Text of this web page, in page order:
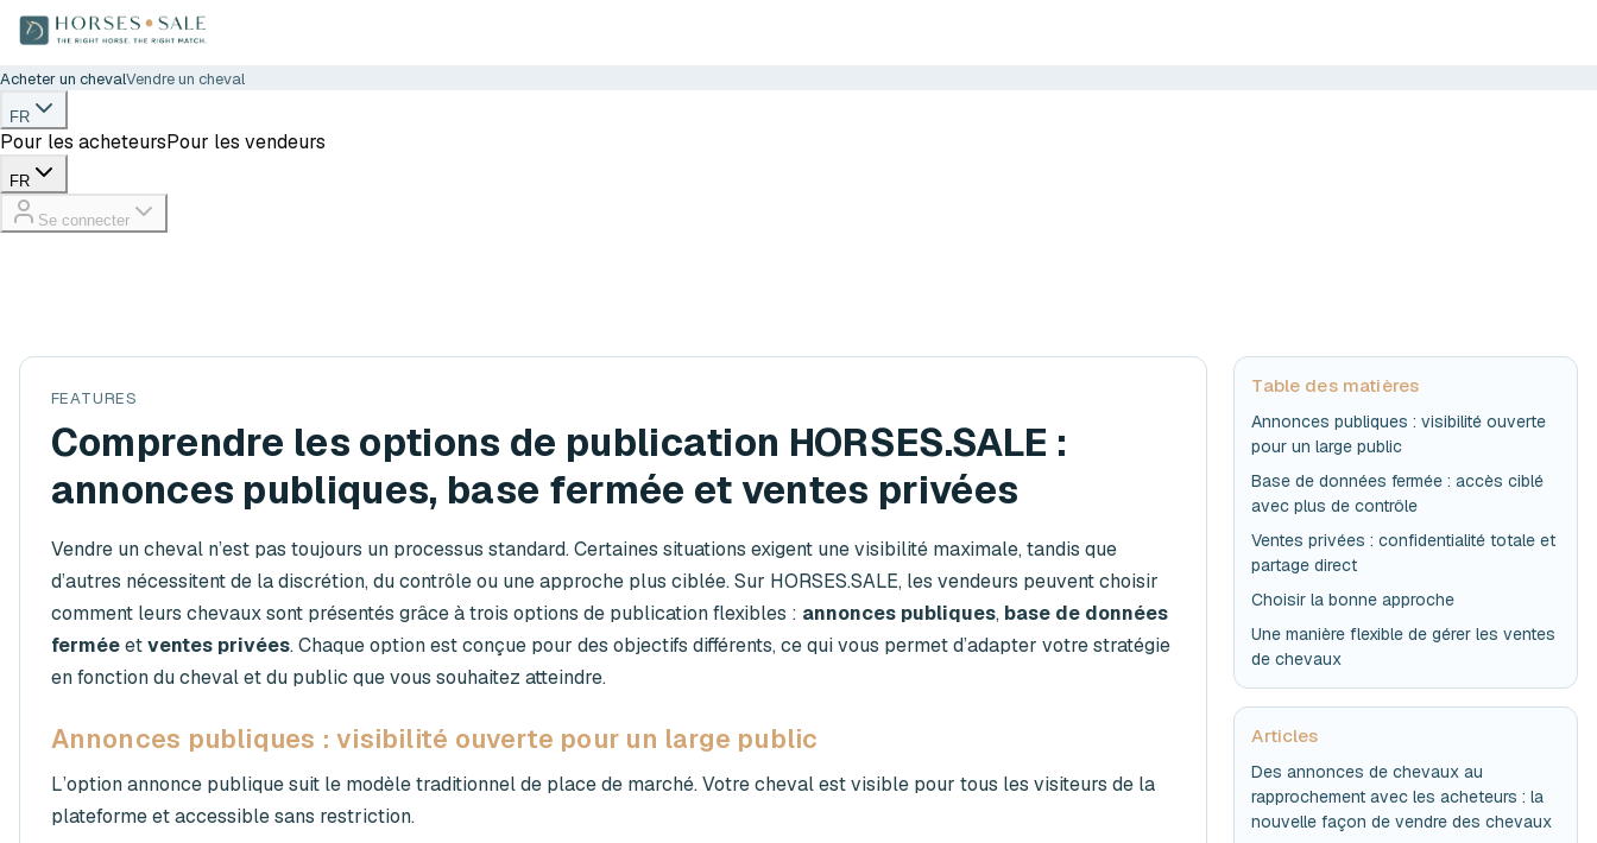
Acheter un chevalVendre un cheval
FR
Pour les acheteursPour les vendeurs
FR
Se connecter
FEATURES
Comprendre les options de publication HORSES.SALE :
annonces publiques, base fermée et ventes privées
Vendre un cheval n’est pas toujours un processus standard. Certaines situations exigent une visibilité maximale, tandis que
d’autres nécessitent de la discrétion, du contrôle ou une approche plus ciblée. Sur HORSES.SALE, les vendeurs peuvent choisir
comment leurs chevaux sont présentés grâce à trois options de publication flexibles : annonces publiques, base de données
ferméeetventes privées. Chaque option est conçue pour des objectifs différents, ce qui vous permet d’adapter votre stratégie
en fonction du cheval et du public que vous souhaitez atteindre.
Annonces publiques : visibilité ouverte pour un large public
L’optionannonce publiquesuit le modèle traditionnel de place de marché. Votre cheval est visible pour tous les visiteurs de la
plateforme et accessible sans restriction.
Table des matières
Annonces publiques : visibilité ouverte
pour un large public
Base de données fermée : accès ciblé
avec plus de contrôle
Ventes privées : confidentialité totale et
partage direct
Choisir la bonne approche
Une manière flexible de gérer les ventes
de chevaux
Articles
Des annonces de chevaux au
rapprochement avec les acheteurs : la
nouvelle façon de vendre des chevaux